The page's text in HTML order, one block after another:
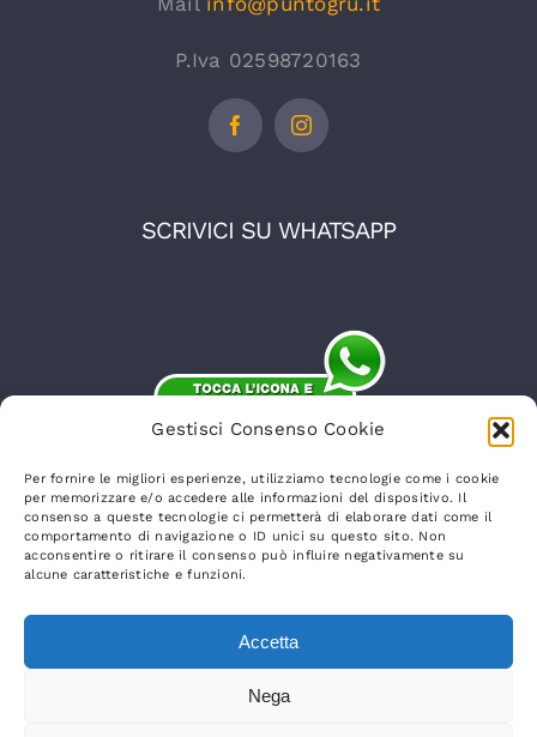
Gestisci Consenso Cookie
Per fornire le migliori esperienze, utilizziamo tecnologie come i cookie
per memorizzare e/o accedere alle informazioni del dispositivo. Il
consenso a queste tecnologie ci permetterà di elaborare dati come il
comportamento di navigazione o ID unici su questo sito. Non
acconsentire o ritirare il consenso può influire negativamente su
alcune caratteristiche e funzioni.
Accetta
Nega
P.Iva 02598720163
SCRIVICI SU WHATSAPP
24041 Brembate (BG) | Mail